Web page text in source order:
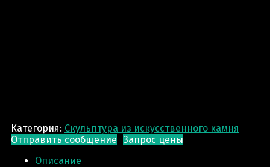
Категория: Скульптура из искусственного камня
Отправить сообщение Запрос цены
Описание